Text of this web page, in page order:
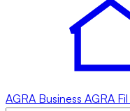
AGRA Business AGRA Fil